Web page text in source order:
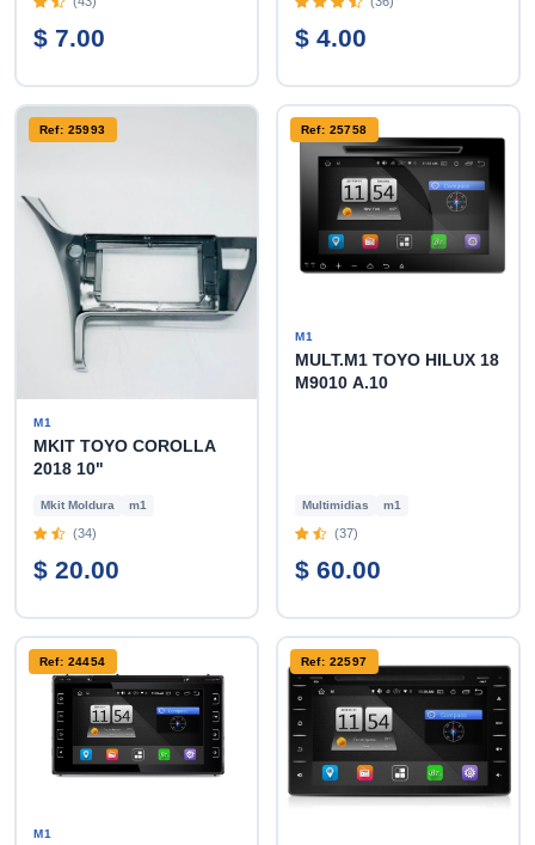
$ 7.00 $ 4.00
Ref: 25993
M1
MKIT TOYO COROLLA
2018 10"
Mkit Moldura m1
(34)
$ 20.00
Ref: 25758
M1
MULT.M1 TOYO HILUX 18
M9010 A.10
Multimidias m1
(37)
$ 60.00
Ref: 24454
M1
Ref: 22597